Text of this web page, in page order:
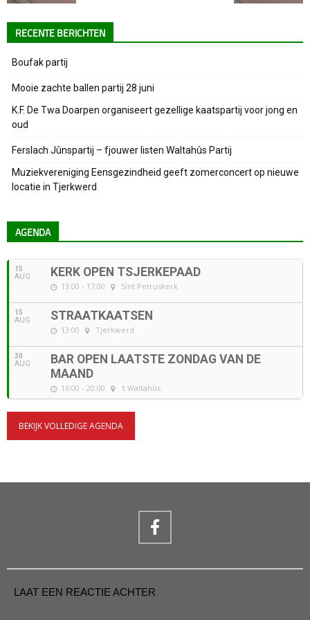
RECENTE BERICHTEN
Boufak partij
Mooie zachte ballen partij 28 juni
K.F. De Twa Doarpen organiseert gezellige kaatspartij voor jong en
oud
Ferslach Jûnspartij – fjouwer listen Waltahûs Partij
Muziekvereniging Eensgezindheid geeft zomerconcert op nieuwe
locatie in Tjerkwerd
AGENDA
15
AUG KERK OPEN TSJERKEPAAD
13:00 - 17:00 Sint Petruskerk
15
AUG STRAATKAATSEN
13:00 Tjerkwerd
30
AUG
BAR OPEN LAATSTE ZONDAG VAN DE
MAAND
16:00 - 20:00 't Waltahûs
BEKIJK VOLLEDIGE AGENDA
LAAT EEN REACTIE ACHTER